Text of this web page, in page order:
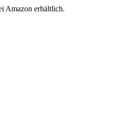
Amazon erhältlich.